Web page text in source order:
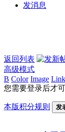
发消息
返回列表
高级模式
B Color Image Link
您需要登录后才
本版积分规则 发